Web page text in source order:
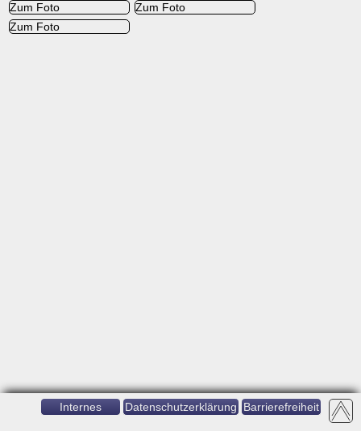
Zum Foto
Zum Foto
Zum Foto
Internes Datenschutzerklärung Barrierefreiheit